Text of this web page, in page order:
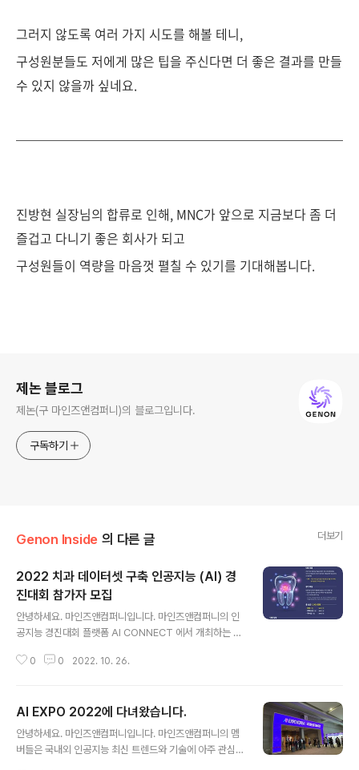
그러지 않도록 여러 가지 시도를 해볼 테니,
구성원분들도 저에게 많은 팁을 주신다면 더 좋은 결과를 만들
수 있지 않을까 싶네요.
진방현 실장님의 합류로 인해, MNC가 앞으로 지금보다 좀 더
즐겁고 다니기 좋은 회사가 되고
구성원들이 역량을 마음껏 펼칠 수 있기를 기대해봅니다.
제논 블로그
제논(구 마인즈앤컴퍼니)의 블로그입니다.
구독하기
Genon Inside 의 다른 글 더보기
2022 치과 데이터셋 구축 인공지능 (AI) 경
진대회 참가자 모집
안녕하세요. 마인즈앤컴퍼니입니다. 마인즈앤컴퍼니의 인
공지능 경진대회 플랫폼 AI CONNECT 에서 개최하는 경
관하고 한국지능정보사회진흥원에서 후원하는 2022년
진대회에 도전해보고 싶은 누구나 참여하실 수 있으며, 대
상 1팀에게는 500만원의 상금을 수상합니다. 치의료 임상
사진 이미지 데이터 객체 탐지 분할 이미지 영역 | 구내 임
0 0 2022. 10. 26.
AI EXPO 2022에 다녀왔습니다.
안녕하세요. 마인즈앤컴퍼니입니다. 마인즈앤컴퍼니의 멤
버들은 국내외 인공지능 최신 트렌드와 기술에 아주 관심